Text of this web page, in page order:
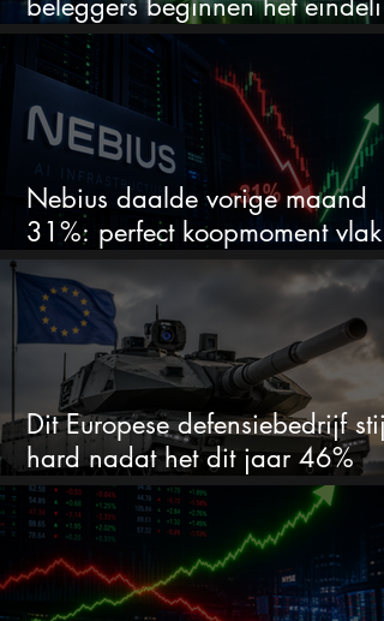
te zien
Nebius daalde vorige maand
31%: perfect koopmoment vlak
voor kwartaalcijfers?
Dit Europese defensiebedrijf
hard nadat het dit jaar 46%
daalde: mooie koopkans?